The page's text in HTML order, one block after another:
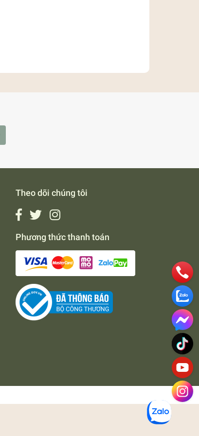
Theo dõi chúng tôi
Phương thức thanh toán